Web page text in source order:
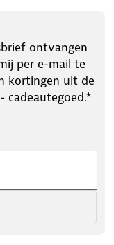
ontvangen
per e-mail te
kortingen uit de
cadeautegoed.*